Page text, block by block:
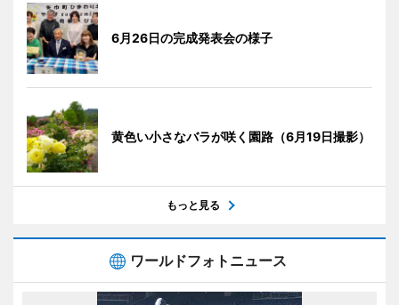
6月26日の完成発表会の様子
黄色い小さなバラが咲く園路（6月19日撮影）
もっと見る
ワールドフォトニュース